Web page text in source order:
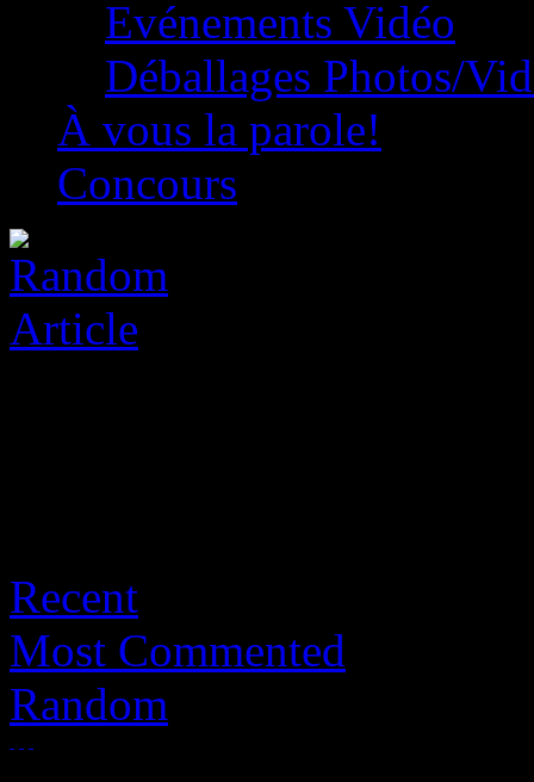
Evénements Vidéo
Déballages Photos/
À vous la parole!
Concours
Recent
Most Commented
Random